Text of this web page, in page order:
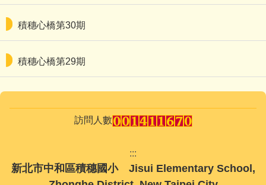
積穗心橋第30期
積穗心橋第29期
訪問人數
:::
新北市中和區積穗國小 Jisui Elementary School,